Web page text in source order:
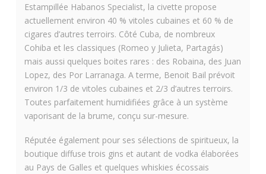
Estampillée Habanos Specialist, la civette propose
actuellement environ 40 % vitoles cubaines et 60 % de
cigares d’autres terroirs. Côté Cuba, de nombreux
Cohiba et les classiques (Romeo y Julieta, Partagás)
mais aussi quelques boites rares : des Robaina, des Juan
Lopez, des Por Larranaga. A terme, Benoit Bail prévoit
environ 1/3 de vitoles cubaines et 2/3 d’autres terroirs.
Toutes parfaitement humidifiées grâce à un système
vaporisant de la brume, conçu sur-mesure.
Réputée également pour ses sélections de spiritueux, la
boutique diffuse trois gins et autant de vodka élaborées
au Pays de Galles et quelques whiskies écossais